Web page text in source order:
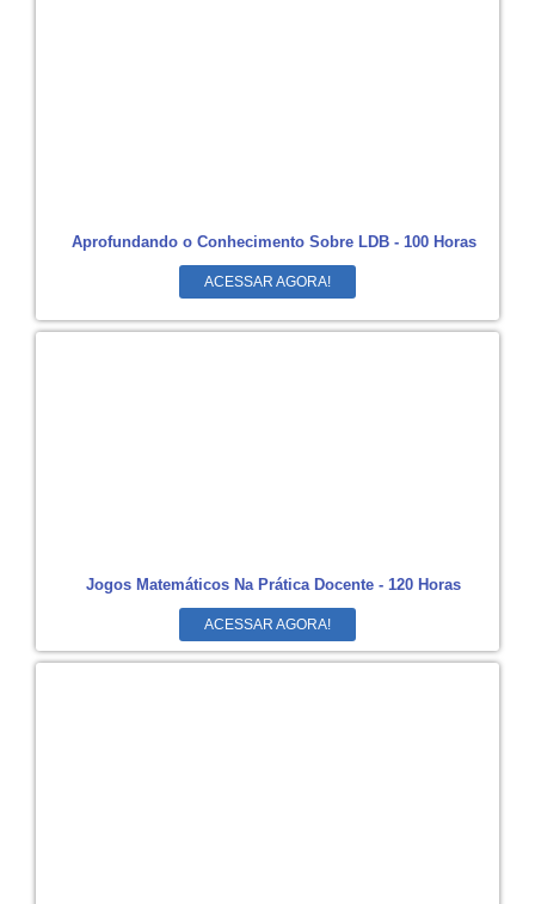
Aprofundando o Conhecimento Sobre LDB - 100 Horas
ACESSAR AGORA!
Jogos Matemáticos Na Prática Docente - 120 Horas
ACESSAR AGORA!